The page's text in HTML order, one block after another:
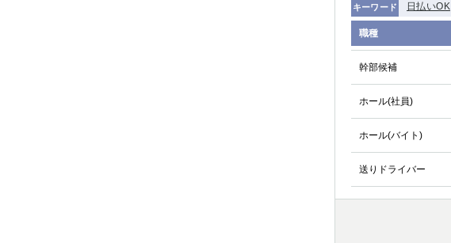
キーワード 日払いOK
職種
幹部候補
ホール(社員)
ホール(バイト)
送りドライバー